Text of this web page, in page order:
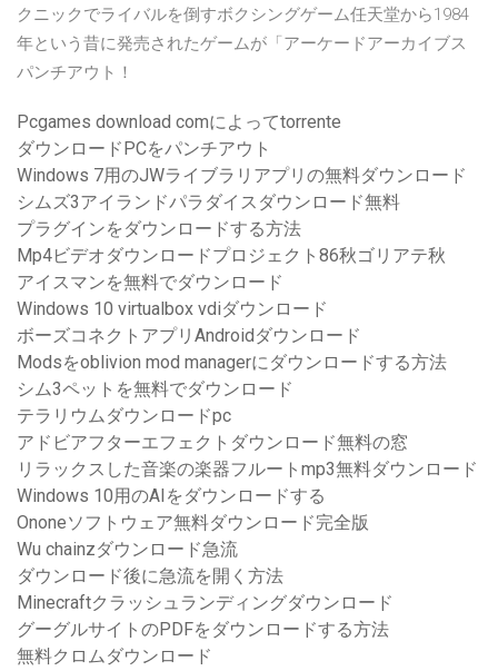
クニックでライバルを倒すボクシングゲーム任天堂から1984
年という昔に発売されたゲームが「アーケードアーカイブス
パンチアウト！
Pcgames download comによってtorrente
ダウンロードPCをパンチアウト
Windows 7用のJWライブラリアプリの無料ダウンロード
シムズ3アイランドパラダイスダウンロード無料
プラグインをダウンロードする方法
Mp4ビデオダウンロードプロジェクト86秋ゴリアテ秋
アイスマンを無料でダウンロード
Windows 10 virtualbox vdiダウンロード
ボーズコネクトアプリAndroidダウンロード
Modsをoblivion mod managerにダウンロードする方法
シム3ペットを無料でダウンロード
テラリウムダウンロードpc
アドビアフターエフェクトダウンロード無料の窓
リラックスした音楽の楽器フルートmp3無料ダウンロード
Windows 10用のAIをダウンロードする
Ononeソフトウェア無料ダウンロード完全版
Wu chainzダウンロード急流
ダウンロード後に急流を開く方法
Minecraftクラッシュランディングダウンロード
グーグルサイトのPDFをダウンロードする方法
無料クロムダウンロード